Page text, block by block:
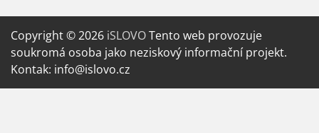
Copyright © 2026 iSLOVOTento web provozuje
soukromá osoba jako neziskový informační projekt.
Kontak: info@islovo.cz